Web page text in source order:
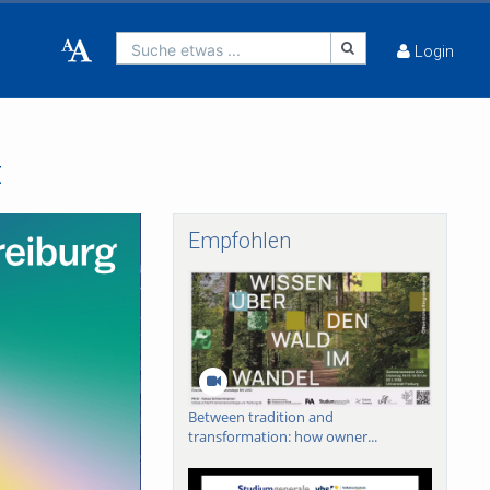
Suche etwas ... Login
Empfohlen
Between tradition and
transformation: how owner...